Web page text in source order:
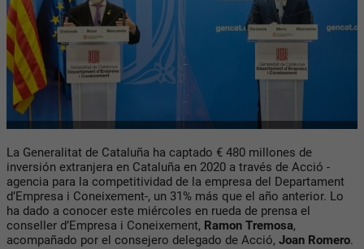
La Generalitat de Cataluña ha captado € 480 millones de
inversión extranjera en Cataluña en 2020 a través de Acció -
agencia para la competitividad de la empresa del Departament
d’Empresa i Coneixement-, un 31% más que el año anterior. Lo
ha dado a conocer este miércoles en rueda de prensa el
conseller d’Empresa i Coneixement, Ramon Tremosa,
acompañado por el consejero delegado de Acció, Joan Romero.